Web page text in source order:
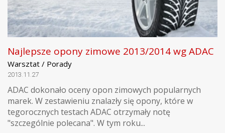
Najlepsze opony zimowe 2013/2014 wg ADAC
Warsztat / Porady
2013.11.27
ADAC dokonało oceny opon zimowych popularnych
marek. W zestawieniu znalazły się opony, które w
tegorocznych testach ADAC otrzymały notę
"szczególnie polecana". W tym roku...